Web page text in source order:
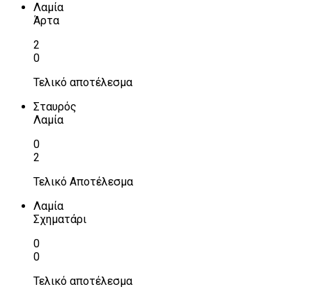
Λαμία
Άρτα
2
0
Τελικό αποτέλεσμα
Σταυρός
Λαμία
0
2
Τελικό Αποτέλεσμα
Λαμία
Σχηματάρι
0
0
Τελικό αποτέλεσμα